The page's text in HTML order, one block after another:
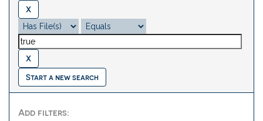
Start a new search
Add filters: